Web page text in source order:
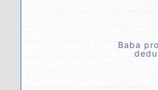
Baba